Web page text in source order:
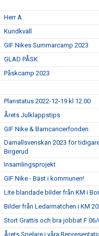
Herr A
Kundkväll
GIF Nikes Summarcamp 2023
GLAD PÅSK
Påskcamp 2023
Planstatus 2022-12-19 kl 12.00
Årets Julklappstips
GIF Nike & Barncancerfonden
Damallsvenskan 2023 för
Birgerud
Insamlingsprojekt
GIF Nike - Bäst i kommunen!
Lite blandade bilder från KM i
Bilder från Ledarmatchen i KM
Stort Grattis och bra jobbat F
Årets Spelare i våra